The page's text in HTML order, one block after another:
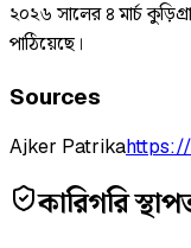
২০২৬ সালের ৪ মার্চ
পাঠিয়েছে।
Sources
Ajker Patrika
কারিগরি